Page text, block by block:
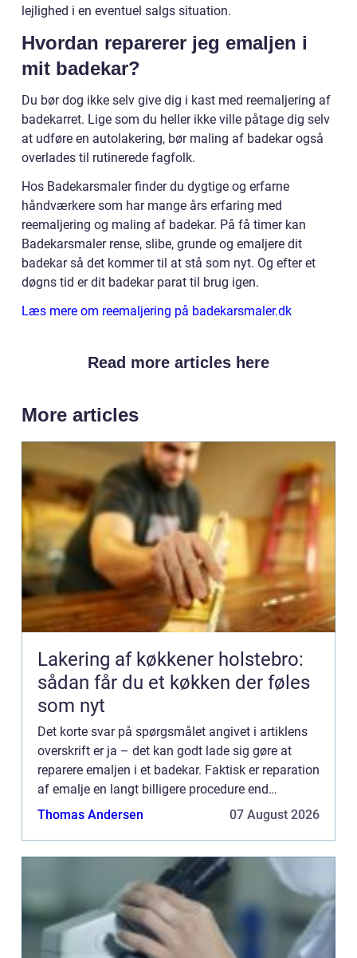
lejlighed i en eventuel salgs situation.
Hvordan reparerer jeg emaljen i
mit badekar?
Du bør dog ikke selv give dig i kast med reemaljering af
badekarret. Lige som du heller ikke ville påtage dig selv
at udføre en autolakering, bør maling af badekar også
overlades til rutinerede fagfolk.
Hos Badekarsmaler finder du dygtige og erfarne
håndværkere som har mange års erfaring med
reemaljering og maling af badekar. På få timer kan
Badekarsmaler rense, slibe, grunde og emaljere dit
badekar så det kommer til at stå som nyt. Og efter et
døgns tid er dit badekar parat til brug igen.
Læs mere om reemaljering på badekarsmaler.dk
Read more articles here
More articles
Lakering af køkkener holstebro:
sådan får du et køkken der føles
som nyt
Det korte svar på spørgsmålet angivet i artiklens
overskrift er ja – det kan godt lade sig gøre at
reparere emaljen i et badekar. Faktisk er reparation
af emalje en langt billigere procedure end
udskiftning af badekar....
Thomas Andersen 07 August 2026